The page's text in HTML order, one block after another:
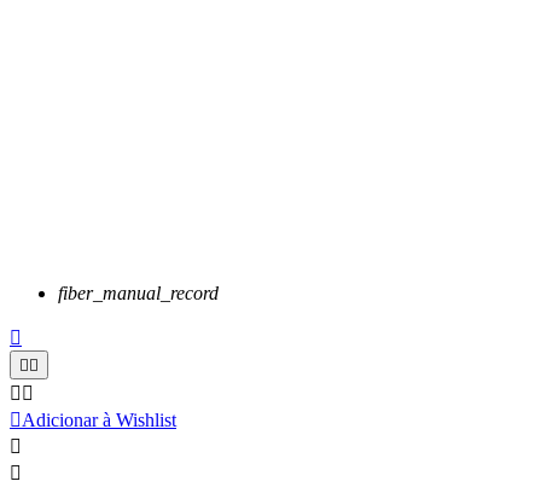
fiber_manual_record

 
 
Adicionar à Wishlist

